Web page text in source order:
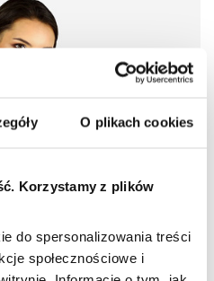
O plikach cookies
Korzystamy z plików
do spersonalizowania treści
społecznościowe i